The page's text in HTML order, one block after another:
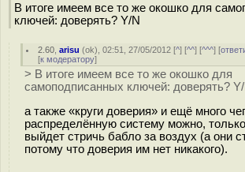
В итоге имеем все то же окошко для
ключей: доверять? Y/N
2.60 ,arisu (ok), 02:51, 27/05/2012 [^] [^^] [^^^] [
[к модератору]
> В итоге имеем все то же окошко для
самоподписанных ключей: доверять? Y/
а также «круги доверия» и ещё много
распределённую систему можно,
выйдет стричь бабло за воздух (а они
потому что доверия им нет никакого).